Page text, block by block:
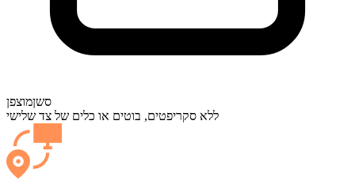
סשןמוצפן
ללא סקריפטים, בוטים או כלים של צד שלישי